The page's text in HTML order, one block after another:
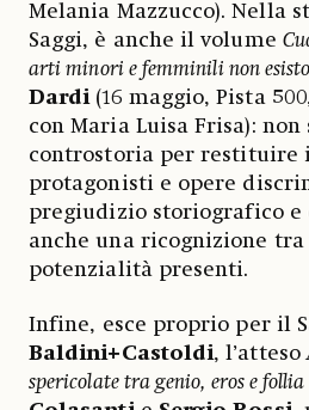
Melania Mazzucco). Nella
Saggi, è anche il volume
arti minori e femminili non
Dardi (16 maggio, Pista
con Maria Luisa Frisa): non
controstoria per restituire
protagonisti e opere
pregiudizio storiografico
anche una ricognizione tra
potenzialità presenti.
Infine, esce proprio per il
Baldini+Castoldi, l’atteso
spericolate tra genio, eros e follia